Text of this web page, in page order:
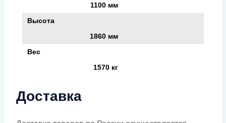
1100 мм
Высота
1860 мм
Вес
1570 кг
Доставка